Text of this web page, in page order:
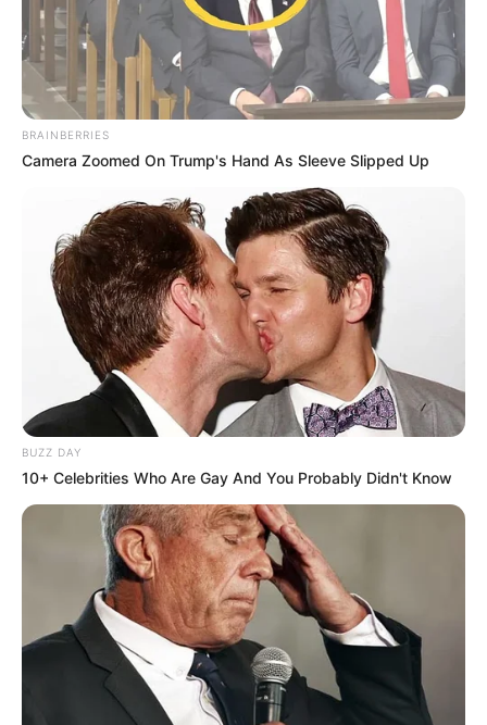
L’analyse du coup de Poker
4 Just a Midi: Le potentiel outsider
Just a Midi est un trotteur qui a montré une belle
meilleures performances cette année dans les
préparatoires du Critérium. Toutefois, il est important de
noter qu’il a remporté un Groupe III en juillet à Enghien, ce
qui prouve qu’il a les moyens de rivaliser à ce niveau
lorsqu’il est dans un bon jour. Ses dernières sorties sont
certes en demi-teinte, mais s’il retrouve sa forme, il
pourrait bien créer la surprise et décrocher une place dans
le quinté.
Il est à noter que Just a Midi est capable de réaliser de
bonnes performances sur les longues distances, ce qui
peut jouer en sa faveur dans cette épreuve. Son entraîneur
croit en ses capacités, et il ne faut pas oublier qu’il avait
beaucoup de ressources lors de son Critérium des 4 Ans,
où il n’a pu s’exprimer pleinement. S’il montre son meilleur
visage, il a toutes les chances de se glisser dans les cinq
premiers.
Chances d’être dans les cinq premiers : Moyennes.
L’analyse du Bruit d’écurie
BRAINBERRIES
Camera Zoomed On Trump's Hand As Sleeve Slipped Up
BUZZ DAY
10+ Celebrities Who Are Gay And You Probably Didn't Know